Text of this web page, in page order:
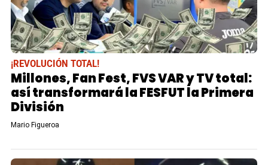
¡REVOLUCIÓN TOTAL!
Millones, Fan Fest, FVS VAR y TV total:
así transformará la FESFUT la Primera
División
Mario Figueroa